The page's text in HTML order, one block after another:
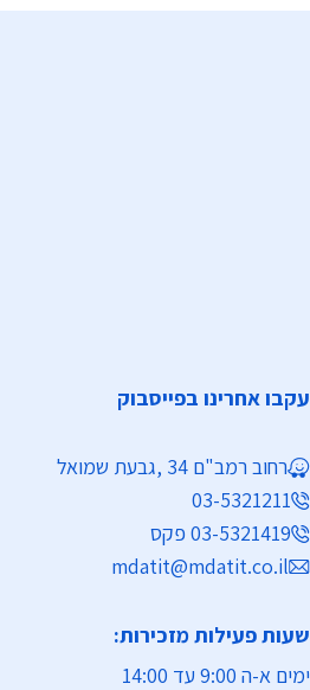
עקבו אחרינו בפייסבוק
רחוב רמב"ם 34 ,גבעת שמואל
03-5321211
03-5321419 פקס
mdatit@mdatit.co.il
שעות פעילות מזכירות:
ימים א-ה 9:00 עד 14:00